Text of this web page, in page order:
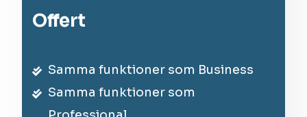
Offert
Samma funktioner som Business
Samma funktioner som